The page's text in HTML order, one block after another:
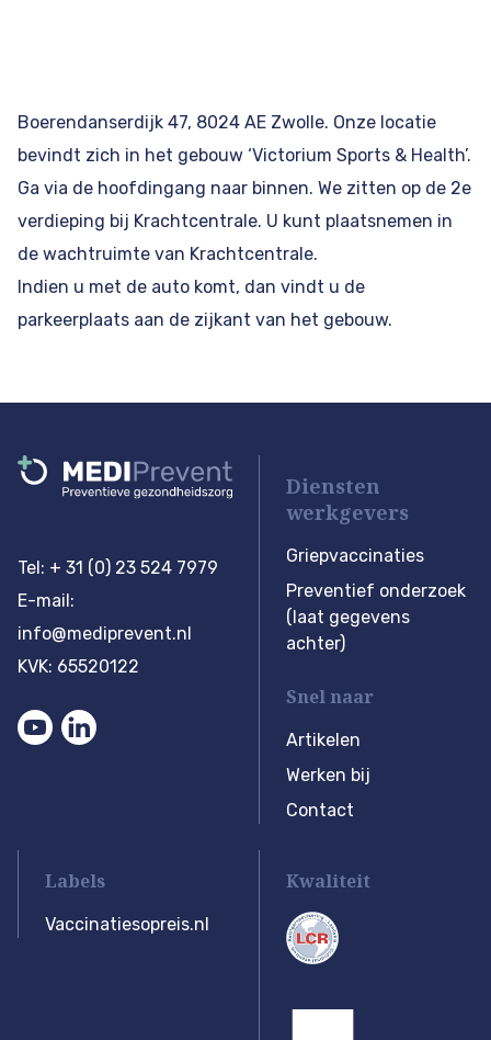
Boerendanserdijk 47, 8024 AE Zwolle. Onze locatie
bevindt zich in het gebouw ‘Victorium Sports & Health’.
Ga via de hoofdingang naar binnen. We zitten op de 2e
verdieping bij Krachtcentrale. U kunt plaatsnemen in
de wachtruimte van Krachtcentrale.
Indien u met de auto komt, dan vindt u de
parkeerplaats aan de zijkant van het gebouw.
Tel: + 31 (0) 23 524 7979
E-mail:
info@mediprevent.nl
KVK: 65520122
Diensten
werkgevers
Griepvaccinaties
Preventief onderzoek
(laat gegevens
achter)
Snel naar
Artikelen
Werken bij
Contact
Labels
Vaccinatiesopreis.nl
Kwaliteit